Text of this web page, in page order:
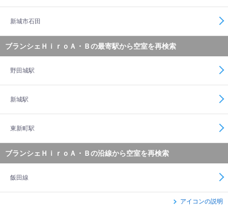
新城市石田
ブランシェＨｉｒｏＡ・Ｂの最寄駅から空室を再検索
野田城駅
新城駅
東新町駅
ブランシェＨｉｒｏＡ・Ｂの沿線から空室を再検索
飯田線
アイコンの説明